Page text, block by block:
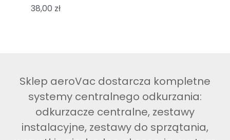
38,00 zł
Sklep aeroVac dostarcza kompletne
systemy centralnego odkurzania:
odkurzacze centralne, zestawy
instalacyjne, zestawy do sprzątania,